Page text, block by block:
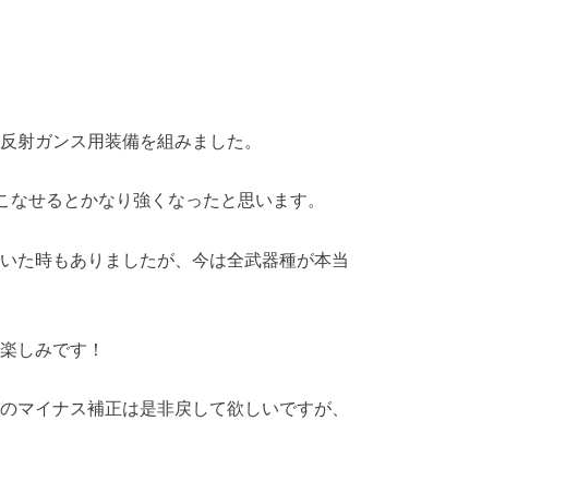
射ガンス用装備を組みました。
せるとかなり強くなったと思います。
た時もありましたが、今は全武器種が本当
しみです！
マイナス補正は是非戻して欲しいですが、